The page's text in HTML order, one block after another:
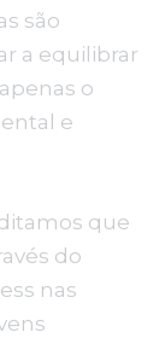
são
a equilibrar
o
e
que
do
nas